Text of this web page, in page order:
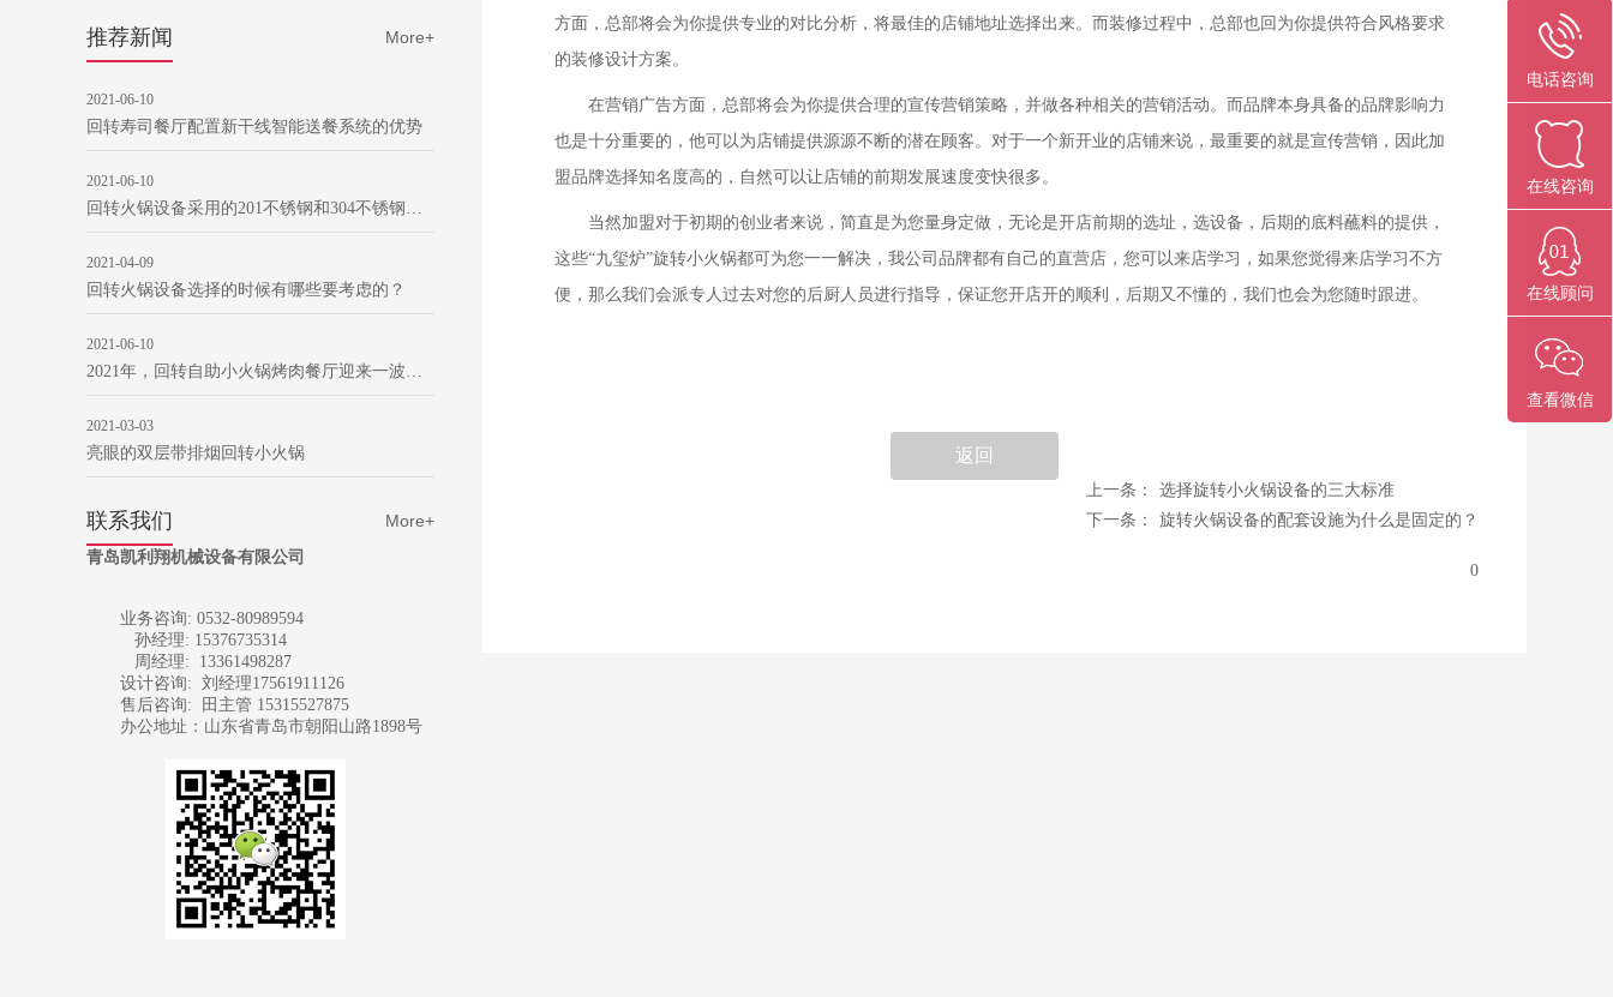
推荐新闻 More+
2021-06-10
回转寿司餐厅配置新干线智能送餐系统的优势
2021-06-10
回转火锅设备采用的201不锈钢和304不锈钢有哪些不同
2021-04-09
回转火锅设备选择的时候有哪些要考虑的？
2021-06-10
2021年，回转自助小火锅烤肉餐厅迎来一波开店潮
2021-03-03
亮眼的双层带排烟回转小火锅
联系我们 More+
青岛凯利翔机械设备有限公司
业务咨询: 0532-80989594
孙经理: 15376735314
周经理: 13361498287
设计咨询: 刘经理17561911126
售后咨询: 田主管 15315527875
办公地址：山东省青岛市朝阳山路1898号
方面，总部将会为你提供专业的对比分析，将最佳的店铺地址选择出来。而装修过程中，总部也回为你提供符合风格要求
的装修设计方案。
在营销广告方面，总部将会为你提供合理的宣传营销策略，并做各种相关的营销活动。而品牌本身具备的品牌影响力
也是十分重要的，他可以为店铺提供源源不断的潜在顾客。对于一个新开业的店铺来说，最重要的就是宣传营销，因此加
盟品牌选择知名度高的，自然可以让店铺的前期发展速度变快很多。
当然加盟对于初期的创业者来说，简直是为您量身定做，无论是开店前期的选址，选设备，后期的底料蘸料的提供，
这些“九玺炉”旋转小火锅都可为您一一解决，我公司品牌都有自己的直营店，您可以来店学习，如果您觉得来店学习不方
便，那么我们会派专人过去对您的后厨人员进行指导，保证您开店开的顺利，后期又不懂的，我们也会为您随时跟进。
返回
上一条：
选择旋转小火锅设备的三大标准
下一条：
旋转火锅设备的配套设施为什么是固定的？
0
电话咨询
在线咨询
在线顾问
查看微信